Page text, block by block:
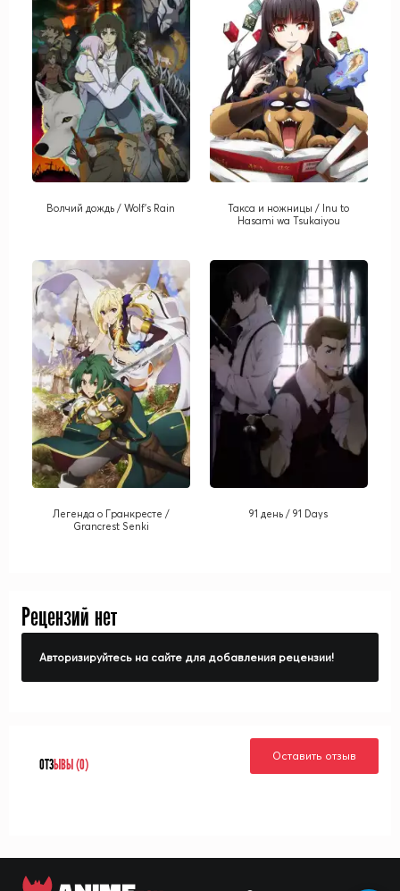
Волчий дождь / Wolf's Rain
Такса и ножницы / Inu to
Hasami wa Tsukaiyou
Легенда о Гранкресте /
Grancrest Senki
91 день / 91 Days
Рецензий нет
Авторизируйтесь на сайте для добавления рецензии!
ОТЗЫВЫ (0)
Оставить отзыв